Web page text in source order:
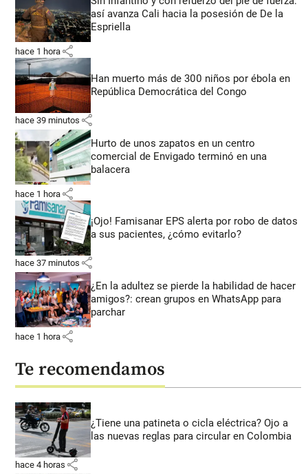
así avanza Cali hacia la posesión de De la
Espriella
hace 1 hora share
Han muerto más de 300 niños por ébola en
República Democrática del Congo
hace 39 minutos share
Hurto de unos zapatos en un centro
comercial de Envigado terminó en una
balacera
hace 1 hora share
¡Ojo! Famisanar EPS alerta por robo de datos
a sus pacientes, ¿cómo evitarlo?
hace 37 minutos share
¿En la adultez se pierde la habilidad de hacer
amigos?: crean grupos en WhatsApp para
parchar
hace 1 hora share
Te recomendamos
¿Tiene una patineta o cicla eléctrica? Ojo a
las nuevas reglas para circular en Colombia
hace 4 horas share